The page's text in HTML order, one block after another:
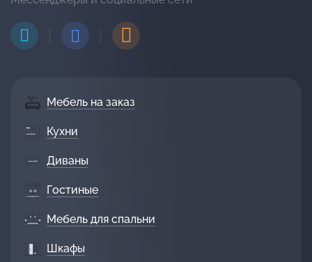
Мебель на заказ
Кухни
Диваны
Гостиные
Мебель для спальни
Шкафы